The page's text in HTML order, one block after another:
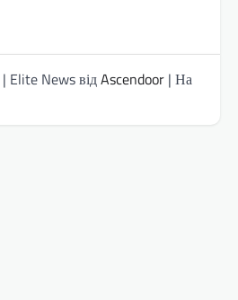
| Elite News відAscendoor | На